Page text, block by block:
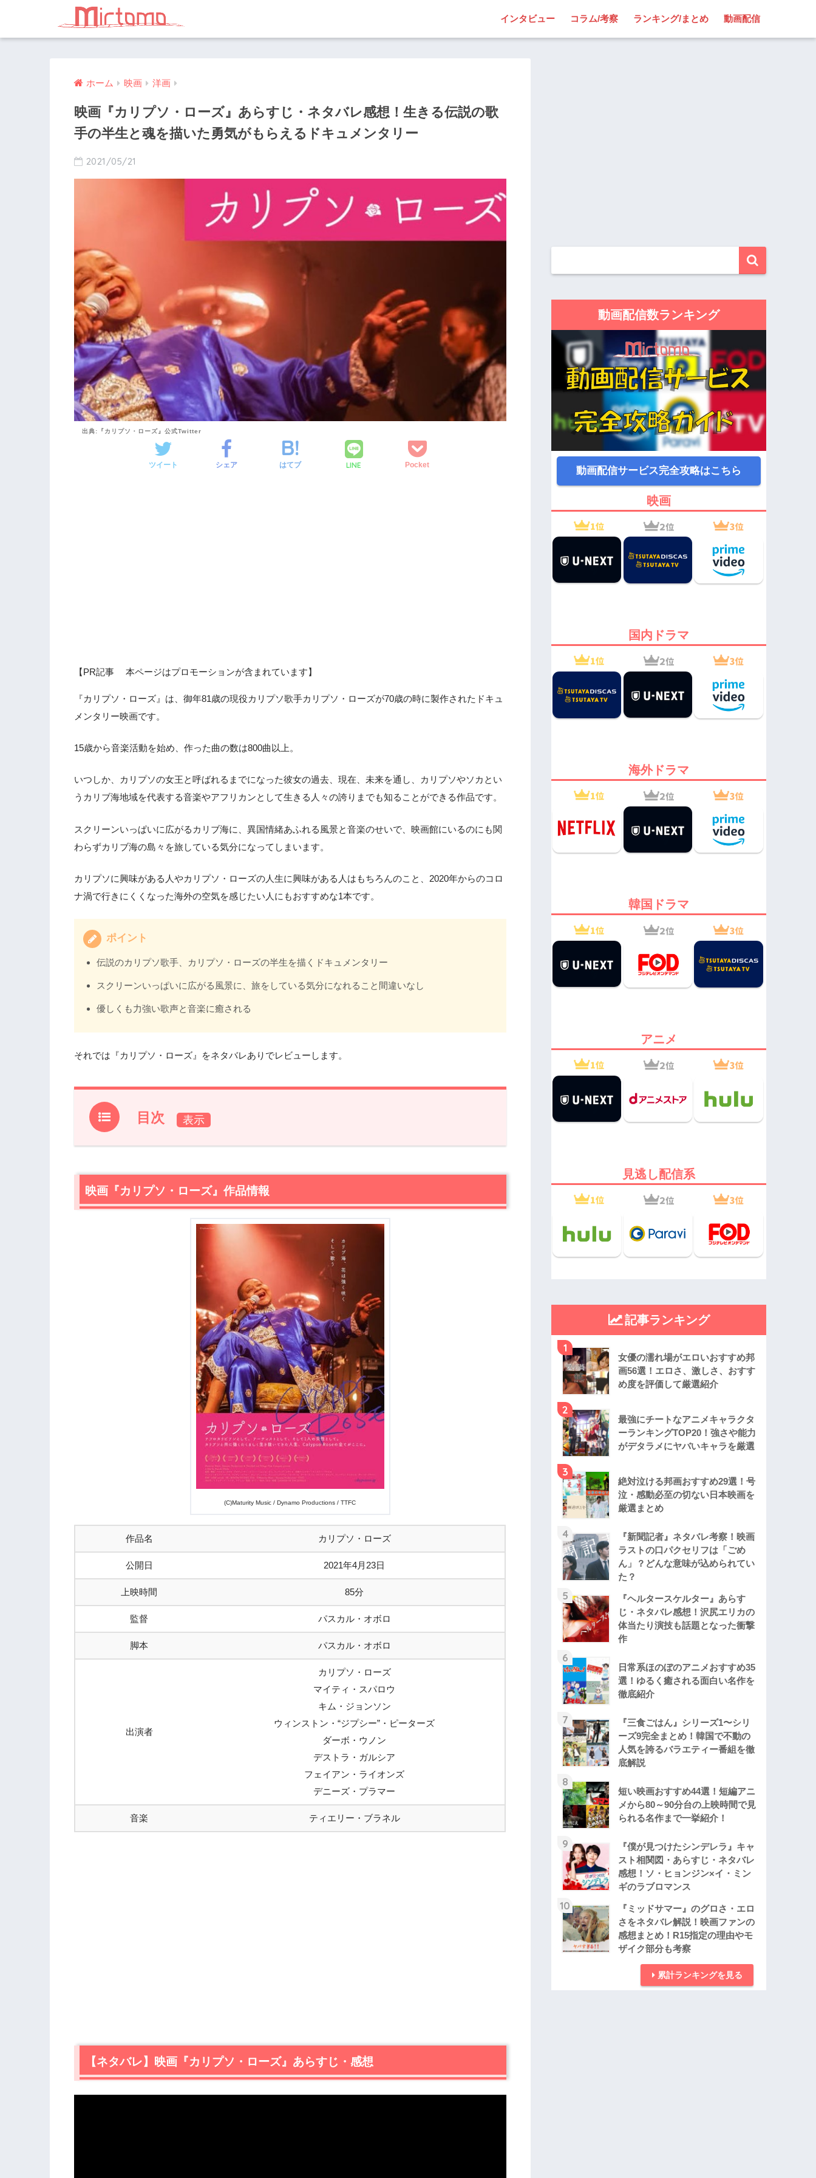
インタビュー コラム/考察 ランキング/まとめ 動画配信
ホーム 映画 洋画
映画『カリプソ・ローズ』あらすじ・ネタバレ感想！生きる伝説の歌
手の半生と魂を描いた勇気がもらえるドキュメンタリー
2021/05/21
出典:『カリプソ・ローズ』公式Twitter
ツイート シェア はてブ LINE Pocket
【PR記事 本ページはプロモーションが含まれています】
『カリプソ・ローズ』は、御年81歳の現役カリプソ歌手カリプソ・ローズが70歳の時に製作されたドキュ
メンタリー映画です。
15歳から音楽活動を始め、作った曲の数は800曲以上。
いつしか、カリプソの女王と呼ばれるまでになった彼女の過去、現在、未来を通し、カリプソやソカとい
うカリブ海地域を代表する音楽やアフリカンとして生きる人々の誇りまでも知ることができる作品です。
スクリーンいっぱいに広がるカリブ海に、異国情緒あふれる風景と音楽のせいで、映画館にいるのにも関
わらずカリブ海の島々を旅している気分になってしまいます。
カリプソに興味がある人やカリプソ・ローズの人生に興味がある人はもちろんのこと、2020年からのコロ
ナ渦で行きにくくなった海外の空気を感じたい人にもおすすめな1本です。
ポイント
伝説のカリプソ歌手、カリプソ・ローズの半生を描くドキュメンタリー
スクリーンいっぱいに広がる風景に、旅をしている気分になれること間違いなし
優しくも力強い歌声と音楽に癒される
それでは『カリプソ・ローズ』をネタバレありでレビューします。
目次
1.映画『カリプソ・ローズ』作品情報
2.1軽やかに社会風刺を歌い上げるカリプソに心惹かれる
2.2戦うように歌って生きてきたカリプソ・ローズの半生に勇気付けられる
映画『カリプソ・ローズ』あらすじ・ネタバレ感想まとめ
映画『カリプソ・ローズ』作品情報
(C)Maturity Music / Dynamo Productions / TTFC
作品名 カリプソ・ローズ
公開日 2021年4月23日
上映時間 85分
監督 パスカル・オボロ
脚本 パスカル・オボロ
出演者
カリプソ・ローズ
マイティ・スパロウ
キム・ジョンソン
ウィンストン・“ジプシー”・ピーターズ
ダーボ・ウノン
デストラ・ガルシア
フェイアン・ライオンズ
デニーズ・プラマー
音楽 ティエリー・ブラネル
【ネタバレ】映画『カリプソ・ローズ』あらすじ・感想
動画配信数ランキング
動画配信サービス完全攻略はこちら
映画
国内ドラマ
海外ドラマ
韓国ドラマ
アニメ
見逃し配信系
記事ランキング
1
女優の濡れ場がエロいおすすめ邦
画56選！エロさ、激しさ、おすす
め度を評価して厳選紹介
2
最強にチートなアニメキャラクタ
ーランキングTOP20！強さや能力
がデタラメにヤバいキャラを厳選
3
絶対泣ける邦画おすすめ29選！号
泣・感動必至の切ない日本映画を
厳選まとめ
4
『新聞記者』ネタバレ考察！映画
ラストの口パクセリフは「ごめ
ん」？どんな意味が込められてい
た？
5
『ヘルタースケルター』あらす
じ・ネタバレ感想！沢尻エリカの
体当たり演技も話題となった衝撃
作
6
日常系ほのぼのアニメおすすめ35
選！ゆるく癒される面白い名作を
徹底紹介
7
『三食ごはん』シリーズ1〜シリ
ーズ9完全まとめ！韓国で不動の
人気を誇るバラエティー番組を徹
底解説
8
短い映画おすすめ44選！短編アニ
メから80～90分台の上映時間で見
られる名作まで一挙紹介！
9
『僕が見つけたシンデレラ』キャ
スト相関図・あらすじ・ネタバレ
感想！ソ・ヒョンジン×イ・ミン
ギのラブロマンス
10
『ミッドサマー』のグロさ・エロ
さをネタバレ解説！映画ファンの
感想まとめ！R15指定の理由やモ
ザイク部分も考察
累計ランキングを見る